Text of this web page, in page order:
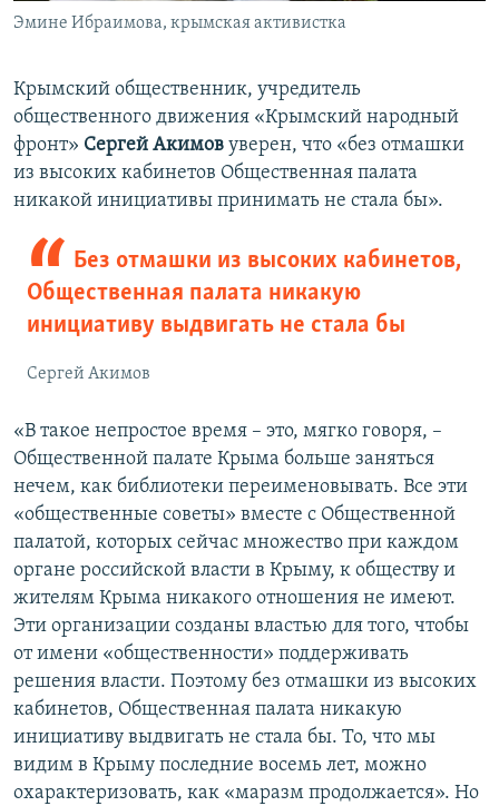
Эмине Ибраимова, крымская активистка
Крымский общественник, учредитель
общественного движения «Крымский народный
фронт» Сергей Акимов уверен, что «без отмашки
из высоких кабинетов Общественная палата
никакой инициативы принимать не стала бы».
Без отмашки из высоких кабинетов,
Общественная палата никакую
инициативу выдвигать не стала бы
Сергей Акимов
«В такое непростое время – это, мягко говоря, –
Общественной палате Крыма больше заняться
нечем, как библиотеки переименовывать. Все эти
«общественные советы» вместе с Общественной
палатой, которых сейчас множество при каждом
органе российской власти в Крыму, к обществу и
жителям Крыма никакого отношения не имеют.
Эти организации созданы властью для того, чтобы
от имени «общественности» поддерживать
решения власти. Поэтому без отмашки из высоких
кабинетов, Общественная палата никакую
инициативу выдвигать не стала бы. То, что мы
видим в Крыму последние восемь лет, можно
охарактеризовать, как «маразм продолжается». Но